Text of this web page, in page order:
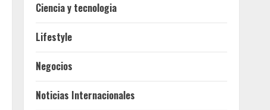
Ciencia y tecnologia
Lifestyle
Negocios
Noticias Internacionales